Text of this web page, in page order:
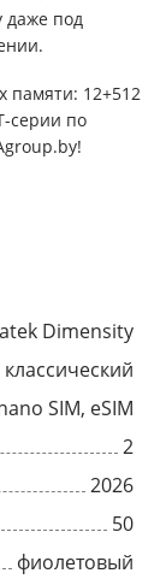
даже под
памяти: 12+512
серии по
Dimensity
классический
SIM, eSIM
2
2026
50
фиолетовый